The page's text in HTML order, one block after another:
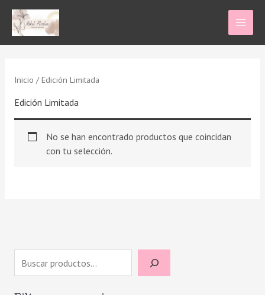
contenido
Inicio / Edición Limitada
Edición Limitada
No se han encontrado productos que coincidan
con tu selección.
u